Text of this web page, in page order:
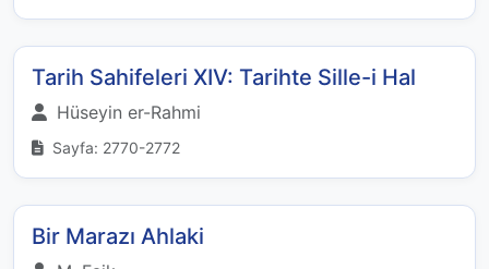
Tarih Sahifeleri XIV: Tarihte Sille-i Hal
Hüseyin er-Rahmi
Sayfa: 2770-2772
Bir Marazı Ahlaki